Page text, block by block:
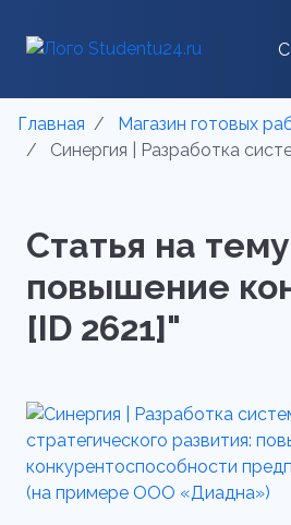
Главная
Магазин готовых
Синергия | Разработка
Статья на
повышение
[ID 2621]"